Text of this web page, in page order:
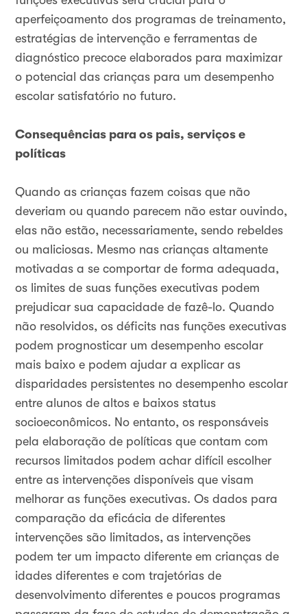
aperfeiçoamento dos programas de treinamento,
estratégias de intervenção e ferramentas de
diagnóstico precoce elaborados para maximizar
o potencial das crianças para um desempenho
escolar satisfatório no futuro.
Consequências para os pais, serviços e
políticas
Quando as crianças fazem coisas que não
deveriam ou quando parecem não estar ouvindo,
elas não estão, necessariamente, sendo rebeldes
ou maliciosas. Mesmo nas crianças altamente
motivadas a se comportar de forma adequada,
os limites de suas funções executivas podem
prejudicar sua capacidade de fazê-lo. Quando
não resolvidos, os déficits nas funções executivas
podem prognosticar um desempenho escolar
mais baixo e podem ajudar a explicar as
disparidades persistentes no desempenho escolar
entre alunos de altos e baixos status
socioeconômicos. No entanto, os responsáveis
pela elaboração de políticas que contam com
recursos limitados podem achar difícil escolher
entre as intervenções disponíveis que visam
melhorar as funções executivas. Os dados para
comparação da eficácia de diferentes
intervenções são limitados, as intervenções
podem ter um impacto diferente em crianças de
idades diferentes e com trajetórias de
desenvolvimento diferentes e poucos programas